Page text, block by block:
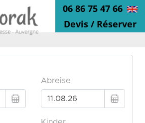
06 86 75 47 66
Devis / Réserver